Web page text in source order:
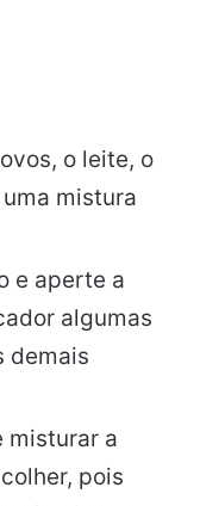
o leite, o
mistura
e aperte a
algumas
demais
misturar a
pois